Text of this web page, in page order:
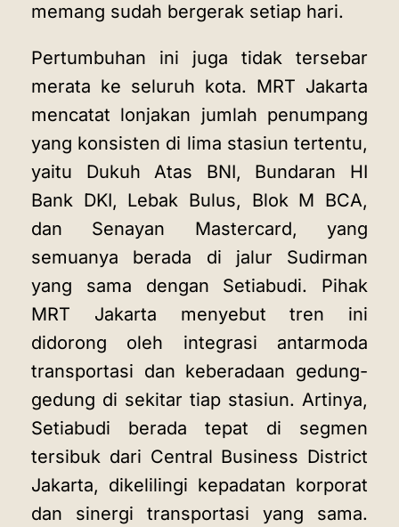
memang sudah bergerak setiap hari.
Pertumbuhan ini juga tidak tersebar
merata ke seluruh kota. MRT Jakarta
mencatat lonjakan jumlah penumpang
yang konsisten di lima stasiun tertentu,
yaitu Dukuh Atas BNI, Bundaran HI
Bank DKI, Lebak Bulus, Blok M BCA,
dan Senayan Mastercard, yang
semuanya berada di jalur Sudirman
yang sama dengan Setiabudi. Pihak
MRT Jakarta menyebut tren ini
didorong oleh integrasi antarmoda
transportasi dan keberadaan gedung-
gedung di sekitar tiap stasiun. Artinya,
Setiabudi berada tepat di segmen
tersibuk dari Central Business District
Jakarta, dikelilingi kepadatan korporat
dan sinergi transportasi yang sama.